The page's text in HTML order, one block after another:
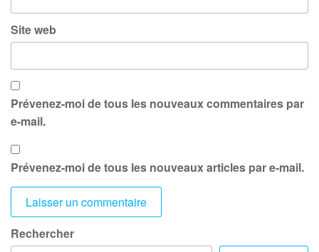
Site web
Prévenez-moi de tous les nouveaux commentaires par
e-mail.
Prévenez-moi de tous les nouveaux articles par e-mail.
Rechercher